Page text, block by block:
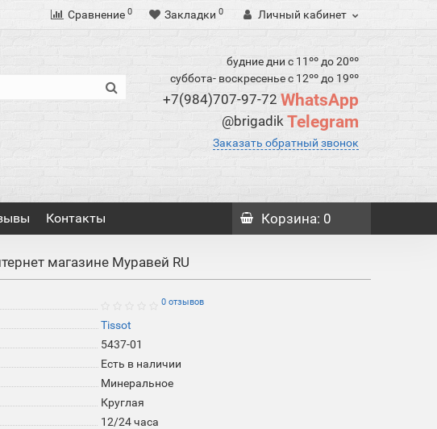
Сравнение 0 Закладки 0 Личный кабинет
будние дни с 11ºº до 20ºº
суббота- воскресенье с 12ºº до 19ºº
+7(984)707-97-72 WhatsApp
@brigadikTelegram
Заказать обратный звонок
Контакты Корзина: 0
магазине Муравей RU
0 отзывов
Tissot
5437-01
Есть в наличии
Минеральное
Круглая
12/24 часа